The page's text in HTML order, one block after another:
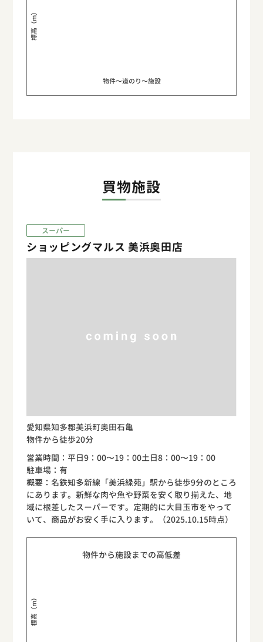
標高（m）
物件〜道のり〜施設
買物施設
スーパー
ショッピングマルス 美浜奥田店
愛知県知多郡美浜町奥田石亀
物件から徒歩20分
営業時間：平日9：00〜19：00土日8：00〜19：00
駐車場：有
概要：名鉄知多新線「美浜緑苑」駅から徒歩9分のところ
にあります。新鮮な肉や魚や野菜を安く取り揃えた、地
域に根差したスーパーです。定期的に大目玉市をやって
いて、商品がお安く手に入ります。（2025.10.15時点）
物件から施設までの高低差
標高（m）